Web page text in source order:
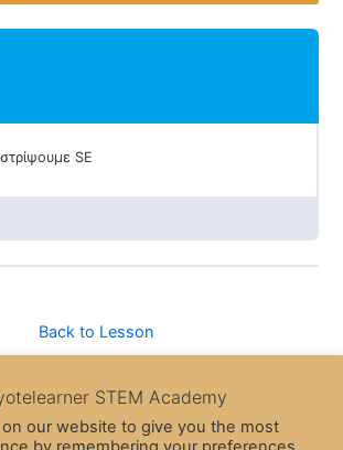
SE
Back to Lesson
STEM Academy
our website to give you the most